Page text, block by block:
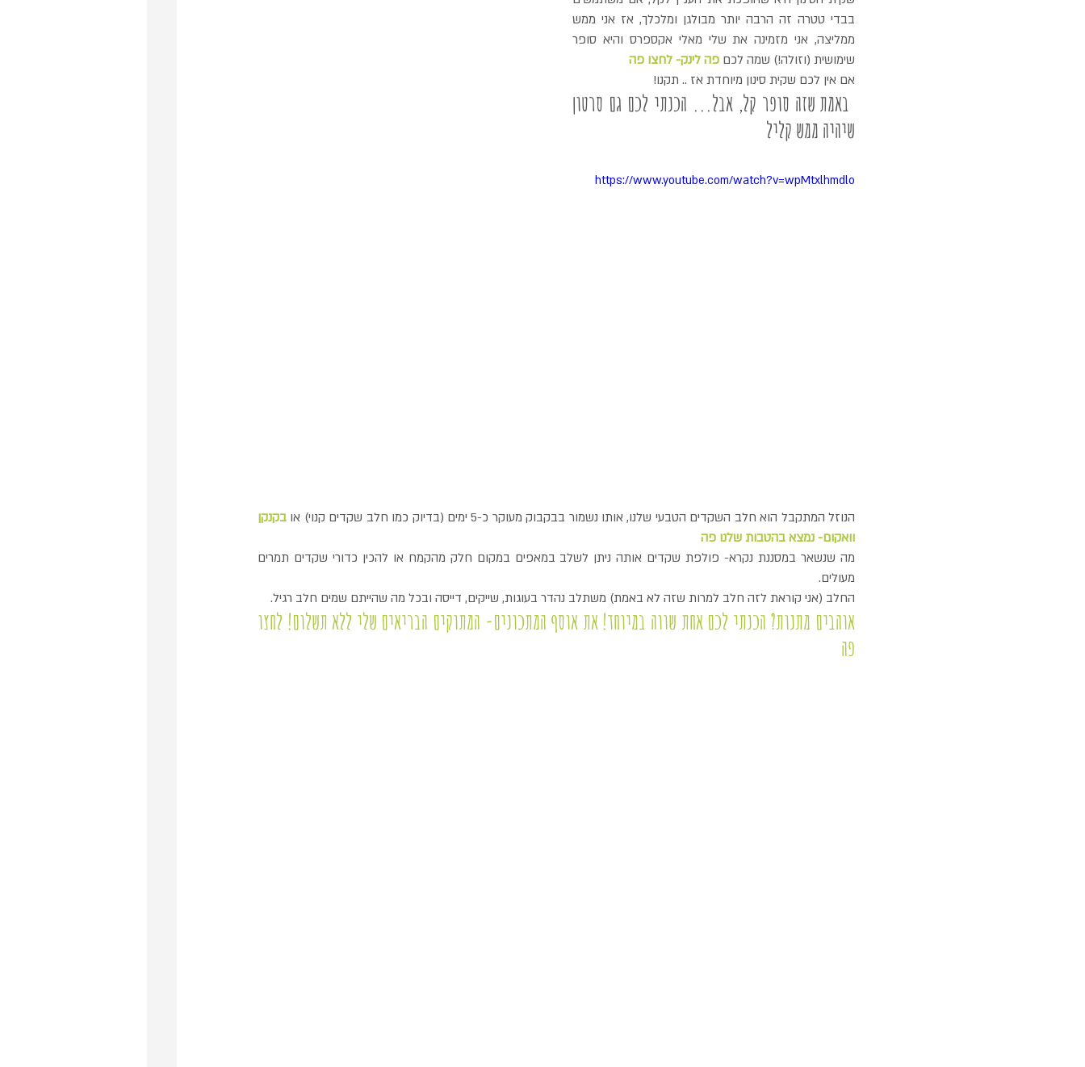
שימושית (וזולה!) שמה לכם פה לינק- לחצו פה
אם אין לכם שקית סינון מיוחדת אז .. תקנו!
שיהיה ממש קליל
https://www.youtube.com/watch?v=wpMtxlhmdlo
הנוזל המתקבל הוא חלב השקדים הטבעי שלנו, אותו נשמור בבקבוק מעוקר כ-5 ימים (בדיוק כמו חלב שקדים קנוי) או
וואקום- נמצא בהטבות שלנו פה
מעולים.
החלב (אני קוראת לזה חלב למרות שזה לא באמת) משתלב נהדר בעוגות, שייקים, דייסה ובכל מה שהייתם שמים חלב רגיל.
פה